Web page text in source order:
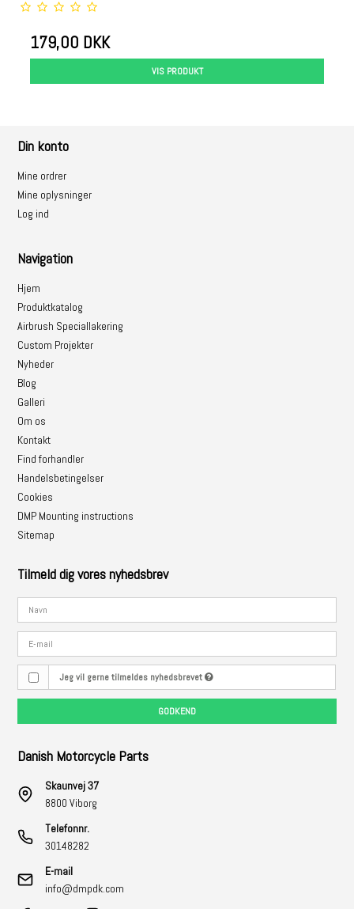
179,00 DKK
VIS PRODUKT
Din konto
Mine ordrer
Mine oplysninger
Log ind
Navigation
Hjem
Produktkatalog
Airbrush Speciallakering
Custom Projekter
Nyheder
Blog
Galleri
Om os
Kontakt
Find forhandler
Handelsbetingelser
Cookies
DMP Mounting instructions
Sitemap
Tilmeld dig vores nyhedsbrev
Jeg vil gerne tilmeldes nyhedsbrevet
GODKEND
Danish Motorcycle Parts
Skaunvej 37
8800 Viborg
Telefonnr.
30148282
E-mail
info@dmpdk.com